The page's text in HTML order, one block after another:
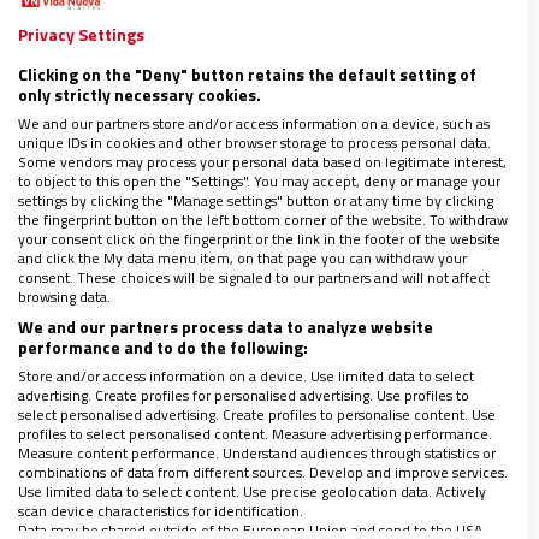
otros para atravesar los momentos límites y hasta
la misma muerte si nos llega a visitar.
El tejido humano fundamental
El que María estuviese presente en la crucifixión
también nos da pistas para comportarnos frente a
Privacy Settings
Clicking on the "Deny" button retains the default setting of
only strictly necessary cookies.
We and our partners store and/or access information on a device, such as
unique IDs in cookies and other browser storage to process personal data.
Some vendors may process your personal data based on legitimate interest,
to object to this open the "Settings". You may accept, deny or manage your
settings by clicking the "Manage settings" button or at any time by clicking
the fingerprint button on the left bottom corner of the website. To withdraw
your consent click on the fingerprint or the link in the footer of the website
and click the My data menu item, on that page you can withdraw your
consent. These choices will be signaled to our partners and will not affect
browsing data.
We and our partners process data to analyze website
performance and to do the following:
Store and/or access information on a device. Use limited data to select
advertising. Create profiles for personalised advertising. Use profiles to
select personalised advertising. Create profiles to personalise content. Use
profiles to select personalised content. Measure advertising performance.
Measure content performance. Understand audiences through statistics or
combinations of data from different sources. Develop and improve services.
Use limited data to select content. Use precise geolocation data. Actively
scan device characteristics for identification.
Data may be shared outside of the European Union and send to the USA.